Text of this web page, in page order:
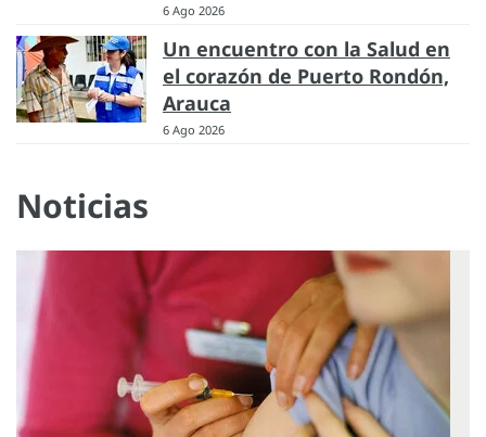
6 Ago 2026
Un encuentro con la Salud en
el corazón de Puerto Rondón,
Arauca
6 Ago 2026
Noticias